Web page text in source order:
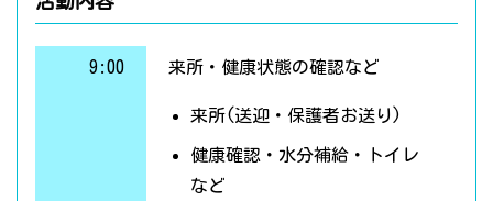
9:00 来所・健康状態の確認など
来所(送迎・保護者お送り)
健康確認・水分補給・トイレ
など